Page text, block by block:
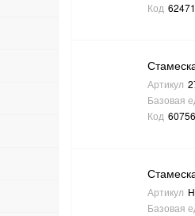
Код
Артикул
Базовая
Код
Артикул
Базовая